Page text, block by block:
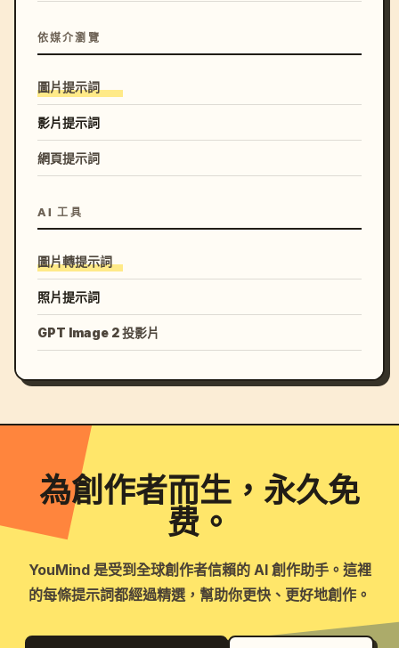
依媒介瀏覽
圖片提示詞
影片提示詞
網頁提示詞
AI 工具
圖片轉提示詞
照片提示詞
GPT Image 2 投影片
為創作者而生，永久免
费。
YouMind 是受到全球創作者信賴的 AI 創作助手。這裡
的每條提示詞都經過精選，幫助你更快、更好地創作。